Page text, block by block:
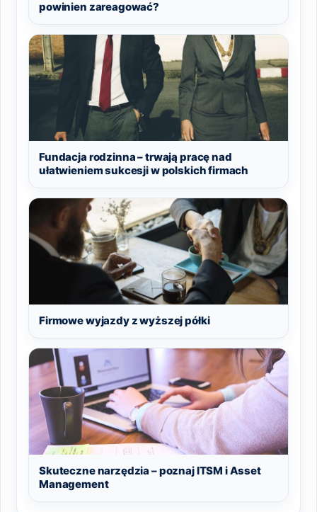
powinien zareagować?
Fundacja rodzinna – trwają pracę nad
ułatwieniem sukcesji w polskich firmach
Firmowe wyjazdy z wyższej półki
Skuteczne narzędzia – poznaj ITSM i Asset
Management